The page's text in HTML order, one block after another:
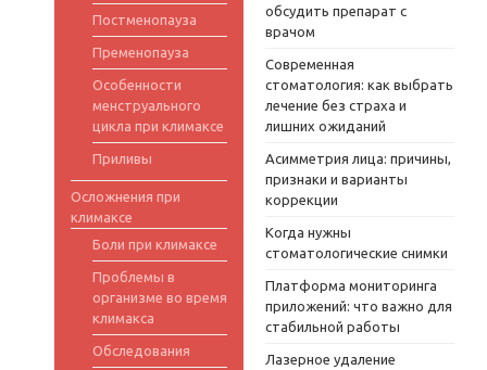
Постменопауза
Пременопауза
Особенности
менструального
цикла при климаксе
Приливы
Осложнения при
климаксе
Боли при климаксе
Проблемы в
организме во время
климакса
Обследования
обсудить препарат с
врачом
Современная
стоматология: как выбрать
лечение без страха и
лишних ожиданий
Асимметрия лица: причины,
признаки и варианты
коррекции
Когда нужны
стоматологические снимки
Платформа мониторинга
приложений: что важно для
стабильной работы
Лазерное удаление